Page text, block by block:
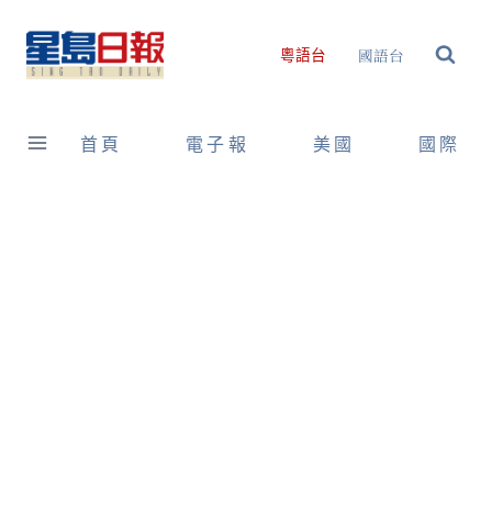
content
粵語台 國語台
首頁 電子報 美國 國際